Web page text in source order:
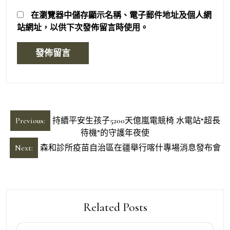
在瀏覽器中儲存顯示名稱、電子郵件地址及個人網
站網址，以供下次發佈留言時使用。
文
章
導
Previous:
持續平安生孩子5200天億嵐電競椅 水電站“超長
待機”的守護年夜使
Next:
森和診所疫苗自治區在疆舉行喀什專場消息發布會
Related Posts